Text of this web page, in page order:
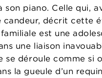
son piano. Celle qui,
candeur, décrit cette
est une
une liaison
se déroule comme si
la gueule d’un